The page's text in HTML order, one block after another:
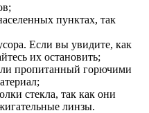
пунктах, так
Если вы увидите, как
их остановить;
пропитанный горючими
стекла, так как они
линзы.